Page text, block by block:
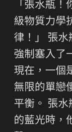
「張水瓶
級物質力學
律！」 張水
強制塞入了
現在，一個
無限的單戀
平衡。 張水
的藍光時，